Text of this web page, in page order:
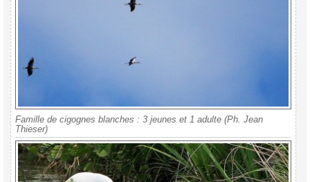
Famille de cigognes blanches : 3 jeunes et 1 adulte (Ph. Jean
Thieser)